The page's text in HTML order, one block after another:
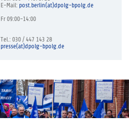
E-Mail: post.berlin(at)dpolg-bpolg.de
Fr 09:00-14:00
Tel.: 030 / 447 143 28
presse(at)dpolg-bpolg.de